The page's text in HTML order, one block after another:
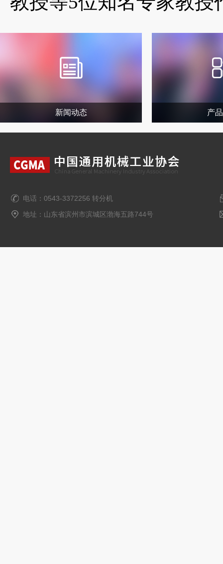
新闻动态 产
电话：0543-3372256 转分机
地址：山东省滨州市滨城区渤海五路744号